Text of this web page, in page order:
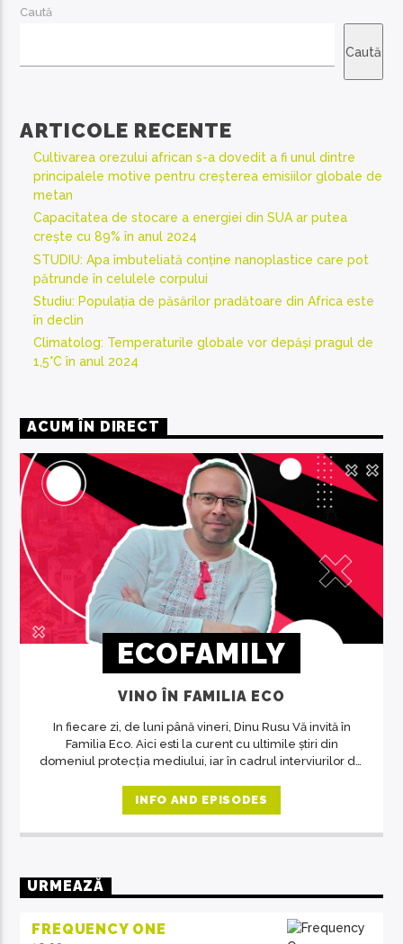
Caută
Caută
ARTICOLE RECENTE
Cultivarea orezului african s-a dovedit a fi unul dintre
principalele motive pentru creșterea emisiilor globale de
metan
Capacitatea de stocare a energiei din SUA ar putea
crește cu 89% în anul 2024
STUDIU: Apa îmbuteliată conține nanoplastice care pot
pătrunde în celulele corpului
Studiu: Populația de păsărilor pradătoare din Africa este
în declin
Climatolog: Temperaturile globale vor depăși pragul de
1,5°C în anul 2024
ACUM ÎN DIRECT
ECOFAMILY
VINO ÎN FAMILIA ECO
In fiecare zi, de luni până vineri, Dinu Rusu Vă invită în
Familia Eco. Aici esti la curent cu ultimile știri din
domeniul protecția mediului, iar în cadrul interviurilor de
familie.
INFO AND EPISODES
URMEAZĂ
FREQUENCY ONE